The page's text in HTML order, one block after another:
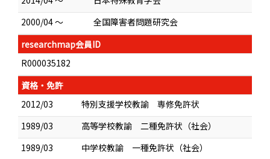
2000/04 ～
全国障害者問題研究会
researchmap会員ID
R000035182
資格・免許
2012/03
特別支援学校教諭 専修免許状
1989/03
高等学校教諭 二種免許状（社会）
1989/03
中学校教諭 一種免許状（社会）